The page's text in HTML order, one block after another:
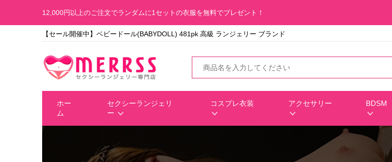
12,000円以上のご注文でランダムに1セットの衣服を無料でプレゼント！
【セール開催中】ベビードール(BABYDOLL) 481pk 高級 ランジェリー ブランド
ホー
ム
セクシーランジェリ
ー
コスプレ衣装 アクセサリー BDSM